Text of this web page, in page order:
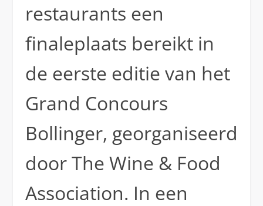
restaurants een
finaleplaats bereikt in
de eerste editie van het
Grand Concours
Bollinger, georganiseerd
door The Wine & Food
Association. In een